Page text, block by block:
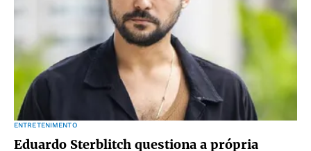
ENTRETENIMENTO
Eduardo Sterblitch questiona a própria